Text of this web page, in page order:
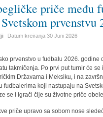
priče među
prvenstvu
Datum kreiranja30 Juni 2026
prvenstvo u fudbalu 2026.
takmičenja. Po prvi put turnir će
Državama i Meksiku, i na
fudbalerima koji nastupaju na
se i igrači čije su životne priče
priče upravo sa sobom nose